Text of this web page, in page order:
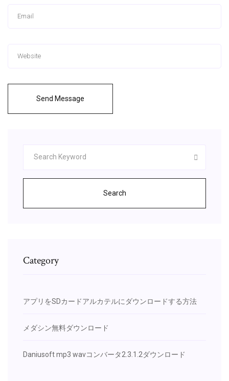
Send Message
Search
Category
アプリをSDカードアルカテルにダウンロードする方法
メダシン無料ダウンロード
Daniusoft mp3 wavコンバータ2.3.1.2ダウンロード